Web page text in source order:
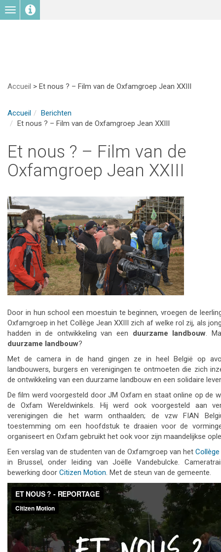
Toggle
navigation
Accueil > Et nous ? – Film van de Oxfamgroep Jean XXIII
Accueil
Berichten
Et nous ? – Film van de Oxfamgroep Jean XXIII
Et nous ? – Film van de
Oxfamgroep Jean XXIII
Door in hun school een moestuin te beginnen, vroegen de
Oxfamgroep in het Collège Jean XXIII zich af welke rol zij, als
hadden in de ontwikkeling van een duurzame landbouw.
duurzame landbouw?
Met de camera in de hand gingen ze in heel België op
landbouwers, burgers en verenigingen te ontmoeten die zich
de ontwikkeling van een duurzame landbouw en een solidaire
De film werd voorgesteld door JM Oxfam en staat online op de
de Oxfam Wereldwinkels. Hij werd ook voorgesteld aan
verenigingen die het warm onthaalden; de vzw FIAN
toestemming om een hoofdstuk te draaien voor de
organiseert en Oxfam gebruikt het ook voor zijn maandelijkse
Een verslag van de studenten van de Oxfamgroep van het
in Brussel, onder leiding van Joëlle Vandebulcke.
bewerking door Citizen Motion. Met de steun van de gemeente.